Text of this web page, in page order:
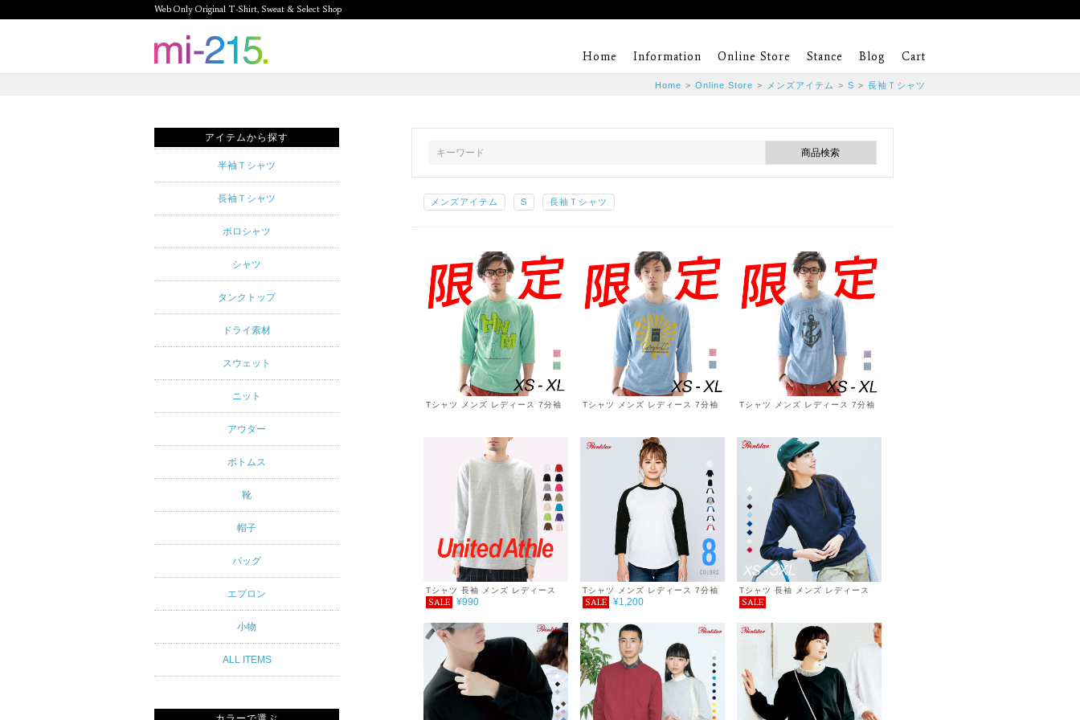
Web Only Original T-Shirt, Sweat & Select Shop
mi-215.
Original T-
Sweat &
Shop mi-
215. Tシャ
ツを中心と
したカジュ
アルスタイ
ルブランド
専門通販
Home Information Online Store Stance Blog Cart
Home > Online Store > メンズアイテム > S > 長袖Ｔシャツ
メンズアイテム S 長袖Ｔシャツ
Tシャツ メンズ レディース 7分袖
イ目 カジュアル デザイン 通販 白
黒 ペアルック 限定 おしゃれ シン
プル プリント メッセージ 男女兼
用 サイズ 服 春 夏 SUN STATE
Tシャツ メンズ レディース 7分袖
イ目 カジュアル デザイン 通販 白
黒 ペアルック 限定 おしゃれ シン
プル プリント メッセージ 男女兼
用 サイズ 服 春 夏 SOOP
Tシャツ メンズ レディース 7分袖
イ目 カジュアル デザイン 通販 白
黒 ペアルック 限定 おしゃれ シン
プル プリント メッセージ 男女兼
用 サイズ 服 春 夏 Irish Sea
Tシャツ 長袖 メンズ レディース
無地 ロングスリーブTシャツ シン
SALE ¥990
Tシャツ メンズ レディース 7分袖
5.6oz ヘビーウェイトベースボー
SALE ¥1,200
Tシャツ 長袖 メンズ レディース
無地 シンプル カジュアル プチプ
ビーウェイト 長袖Tシャツ 厚手 服
7.4オンス
SALE
アイテムから探す
半袖Ｔシャツ
長袖Ｔシャツ
ポロシャツ
シャツ
タンクトップ
ドライ素材
スウェット
ニット
アウター
ボトムス
靴
帽子
バッグ
エプロン
小物
ALL ITEMS